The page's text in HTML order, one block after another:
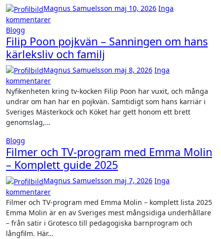
Magnus Samuelsson maj 10, 2026 Inga
kommentarer
Blogg
Filip Poon pojkvän – Sanningen om hans
kärleksliv och familj
Magnus Samuelsson maj 8, 2026 Inga
kommentarer
Nyfikenheten kring tv-kocken Filip Poon har vuxit, och många
undrar om han har en pojkvän. Samtidigt som hans karriär i
Sveriges Mästerkock och Köket har gett honom ett brett
genomslag,…
Blogg
Filmer och TV-program med Emma Molin
– Komplett guide 2025
Magnus Samuelsson maj 7, 2026 Inga
kommentarer
Filmer och TV-program med Emma Molin – komplett lista 2025
Emma Molin är en av Sveriges mest mångsidiga underhållare
– från satir i Grotesco till pedagogiska barnprogram och
långfilm. Här…